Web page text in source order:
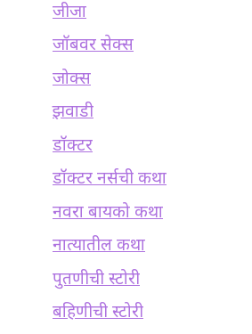
जीजा
जॉबवर सेक्स
जोक्स
झवाडी
डॉक्टर
डॉक्टर नर्सची कथा
नवरा बायको कथा
नात्यातील कथा
पुतणीची स्टोरी
बहिणीची स्टोरी